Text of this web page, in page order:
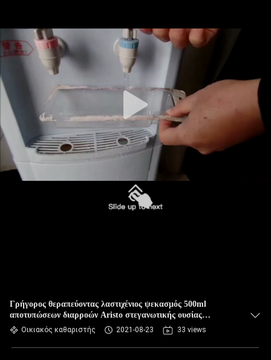
Γρήγορος θεραπεύοντας λαστιχένιος ψεκασμός 500ml
αποτυπώσεων διαρροών Aristo στεγανωτικής ουσίας
επιστρώματος
Οικιακός καθαριστής 2021-08-23 33 views